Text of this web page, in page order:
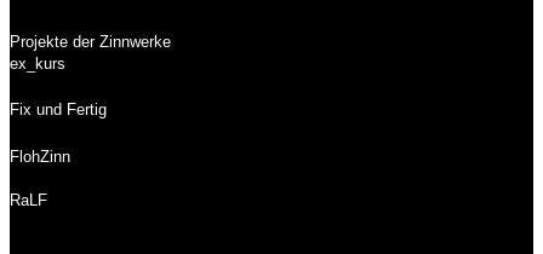
Projekte der Zinnwerke
ex_kurs
Fix und Fertig
FlohZinn
RaLF